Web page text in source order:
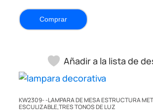
Comprar
Añadir a la lista de
KW2309- -LAMPARA DE MESA ESTRUCTURA
ESCULIZABLE,TRES TONOS DE LUZ